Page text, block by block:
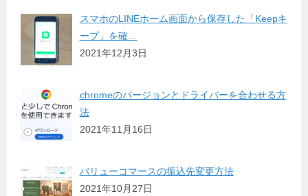
スマホのLINEホーム画面から保存した「Keepキ
ープ」を確…
2021年12月3日
chromeのバージョンとドライバーを合わせる方
法
2021年11月16日
バリューコマースの振込先変更方法
2021年10月27日